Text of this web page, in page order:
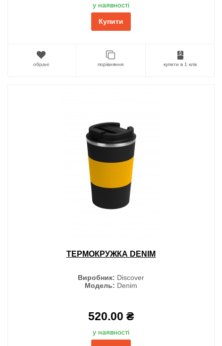
у наявності
Купити
обрані порівняння купити в 1 клік
ТЕРМОКРУЖКА DENIM
Виробник: Discover
Модель: Denim
520.00 ₴
у наявності